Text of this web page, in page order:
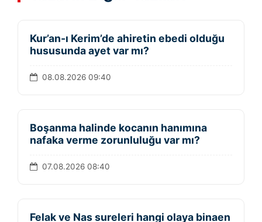
Kur’an-ı Kerim’de ahiretin ebedi olduğu
hususunda ayet var mı?
08.08.2026 09:40
Boşanma halinde kocanın hanımına
nafaka verme zorunluluğu var mı?
07.08.2026 08:40
Felak ve Nas sureleri hangi olaya binaen